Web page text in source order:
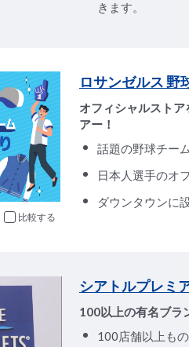
きます。
比較
ロサンゼルス 野
オフィシャルスト
アー！
話題の野球チー
日本人選手のオ
ダウンタウンに
シアトルプレミ
100以上の有名ブラ
100店舗以上も